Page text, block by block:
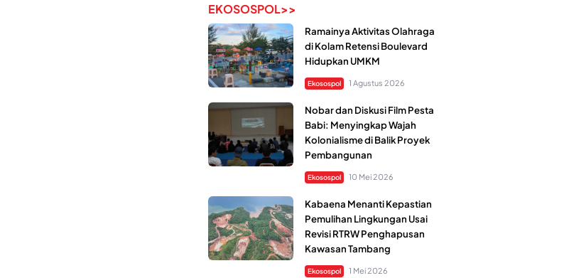
EKOSOSPOL>>
Ramainya Aktivitas Olahraga
di Kolam Retensi Boulevard
Hidupkan UMKM
Ekosospol 1 Agustus 2026
Nobar dan Diskusi Film Pesta
Babi: Menyingkap Wajah
Kolonialisme di Balik Proyek
Pembangunan
Ekosospol 10 Mei 2026
Kabaena Menanti Kepastian
Pemulihan Lingkungan Usai
Revisi RTRW Penghapusan
Kawasan Tambang
Ekosospol 1 Mei 2026